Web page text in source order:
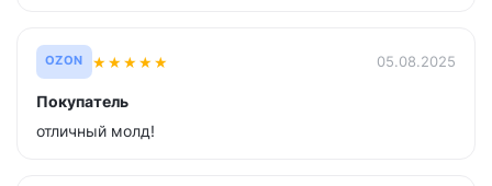
OZON ★★★★★ 05.08.2025
Покупатель
отличный молд!